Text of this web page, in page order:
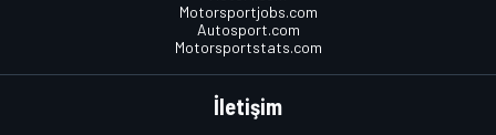
Motorsportjobs.com
Autosport.com
Motorsportstats.com
İletişim